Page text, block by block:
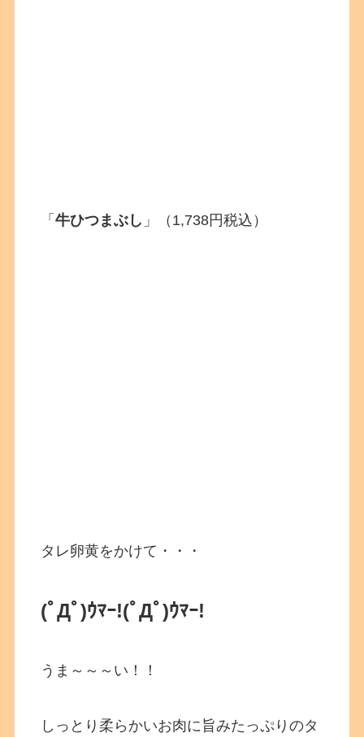
「牛ひつまぶし 」（1,738円税込）
タレ卵黄をかけて・・・
(ﾟДﾟ)ｳﾏｰ!(ﾟДﾟ)ｳﾏｰ!
うま～～～い！！
しっとり柔らかいお肉に旨みたっぷりのタ